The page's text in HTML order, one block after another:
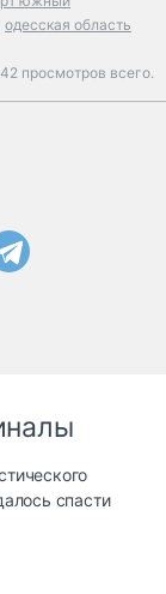
одесская область
42 просмотров всего.
спасти